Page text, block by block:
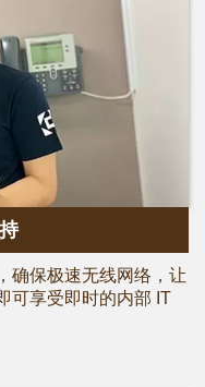
确保极速无线网络，让
可享受即时的内部 IT